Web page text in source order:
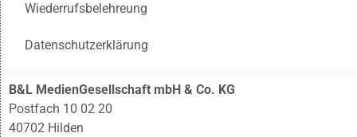
Wiederrufsbelehreung
Datenschutzerklärung
B&L MedienGesellschaft mbH & Co. KG
Postfach 10 02 20
40702 Hilden